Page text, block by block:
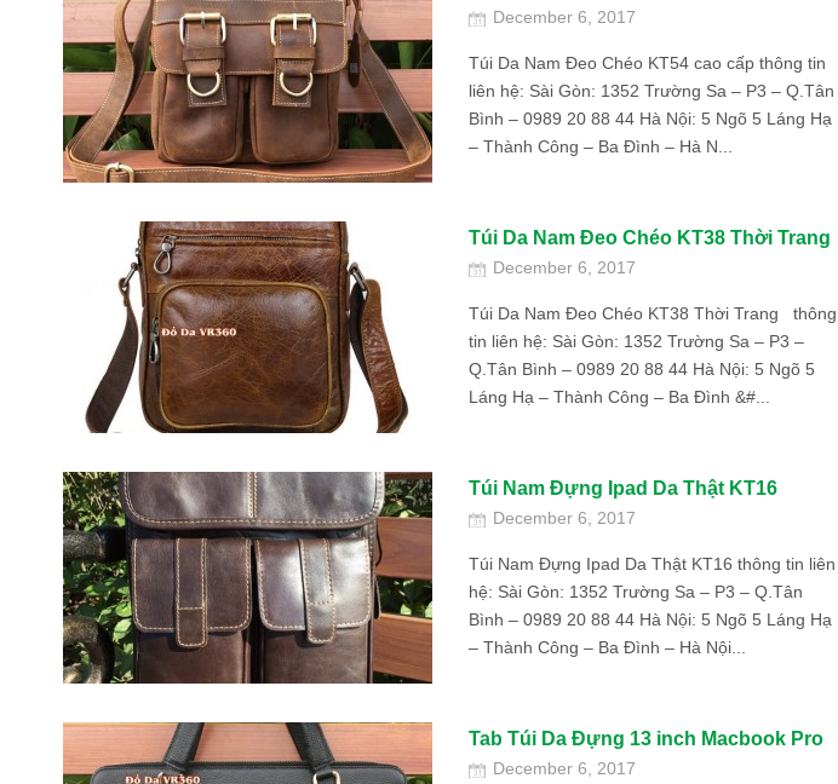
December 6, 2017
Túi Da Nam Đeo Chéo KT54 cao cấp thông tin
liên hệ: Sài Gòn: 1352 Trường Sa – P3 – Q.Tân
Bình – 0989 20 88 44 Hà Nội: 5 Ngõ 5 Láng Hạ
– Thành Công – Ba Đình – Hà N...
Túi Da Nam Đeo Chéo KT38 Thời Trang
December 6, 2017
Túi Da Nam Đeo Chéo KT38 Thời Trang thông
tin liên hệ: Sài Gòn: 1352 Trường Sa – P3 –
Q.Tân Bình – 0989 20 88 44 Hà Nội: 5 Ngõ 5
Láng Hạ – Thành Công – Ba Đình &#...
Túi Nam Đựng Ipad Da Thật KT16
December 6, 2017
Túi Nam Đựng Ipad Da Thật KT16 thông tin liên
hệ: Sài Gòn: 1352 Trường Sa – P3 – Q.Tân
Bình – 0989 20 88 44 Hà Nội: 5 Ngõ 5 Láng Hạ
– Thành Công – Ba Đình – Hà Nội...
Tab Túi Da Đựng 13 inch Macbook Pro
December 6, 2017